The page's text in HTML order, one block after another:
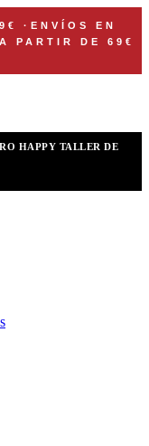
· ENVÍOS EN
PARTIR DE 69€
HAPPY TALLER DE